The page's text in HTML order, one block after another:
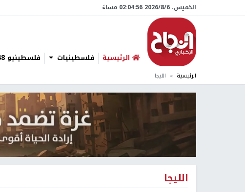
الخميس، 6/‏8/‏2026 02:04:57 مساءً
الرئيسية فلسطينيات فلسطينيو 48
الرئيسية الليجا
الليجا